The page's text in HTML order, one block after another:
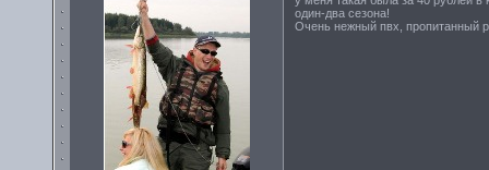
один-два сезона!
Очень нежный пвх, пропитанный